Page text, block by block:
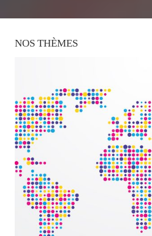
NOS THÈMES